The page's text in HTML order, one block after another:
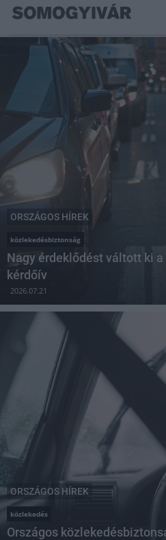
ORSZÁGOS HÍREK
közlekedésbiztonság
Nagy érdeklődést váltott ki
kérdőív
2026.07.21
ORSZÁGOS HÍREK
közlekedés
Országos